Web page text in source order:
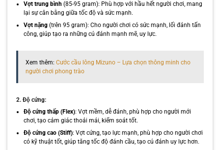
Vợt trung bình(85-95 gram): Phù hợp với hầu hết người chơi, mang
lại sự cân bằng giữa tốc độ và sức mạnh.
Vợt nặng(trên 95 gram): Cho người chơi có sức mạnh, lối đánh tấn
công, giúp tạo ra những cú đánh mạnh mẽ, uy lực.
Xem thêm: Cước cầu lông Mizuno – Lựa chọn thông minh cho
người chơi phong trào
2. Độ cứng:
Độ cứng thấp (Flex): Vợt mềm, dễ đánh, phù hợp cho người mới
chơi, tạo cảm giác thoải mái, kiểm soát tốt.
Độ cứng cao (Stiff): Vợt cứng, tạo lực mạnh, phù hợp cho người chơi
có kỹ thuật tốt, giúp tăng tốc độ đánh cầu, tạo cú đánh uy lực hơn.